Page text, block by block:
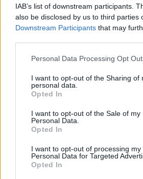
IAB’s list of downstream participants.
also be disclosed by us to third parties
Downstream Participants that may
Personal Data Processing Opt
I want to opt-out of the Sharing of
personal data.
Opted In
I want to opt-out of the Sale of my
Personal Data.
Opted In
I want to opt-out of processing my
Personal Data for Targeted
Opted In